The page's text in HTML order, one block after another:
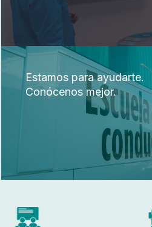
Estamos para ayudarte.
Conócenos mejor.